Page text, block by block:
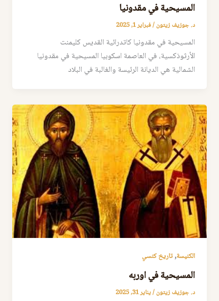
المسيحية في مقدونيا
د. جوزيف زيتون/فبراير 1, 2025
المسيحية في مقدونيا كاتدرائية القديس كليمنت
الأرثوذكسية، في العاصمة اسكوبيا المسيحية في مقدونيا
الشمالية هي الديانة الرئيسة والغالبة في البلاد
الكنيسة,تاريخ كنسي
المسيحية في اوربه
د. جوزيف زيتون/يناير 31, 2025